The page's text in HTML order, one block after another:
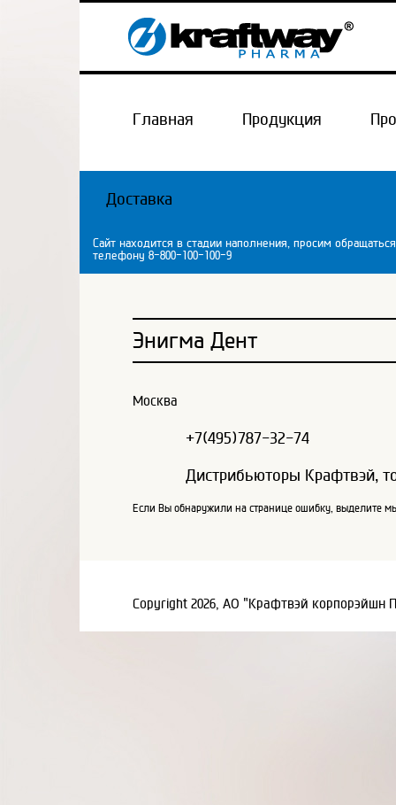
Главная Продукция
Доставка
Сайт находится в стадии наполнения, просим
телефону 8-800-100-100-9
Энигма Дент
Москва
+7(495)787-32-74
Дистрибьюторы Крафтвэй,
Если Вы обнаружили на странице ошибку, выделите
Copyright 2026, АО "Крафтвэй корпорэйшн